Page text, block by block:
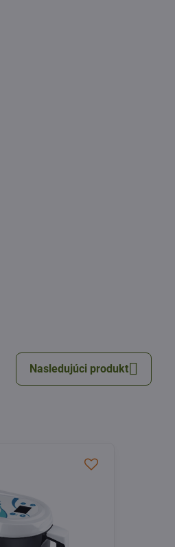
Nasledujúci produkt